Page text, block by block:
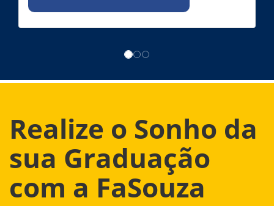
Realize o Sonho da
sua Graduação
com a FaSouza